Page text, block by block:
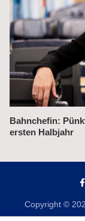
Alex fährt bis
Copyright ©